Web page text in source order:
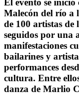
Malecón del río a
de 100 artistas de
seguidos por una
manifestaciones
bailarines y
performances
cultura. Entre
danza de Marlio